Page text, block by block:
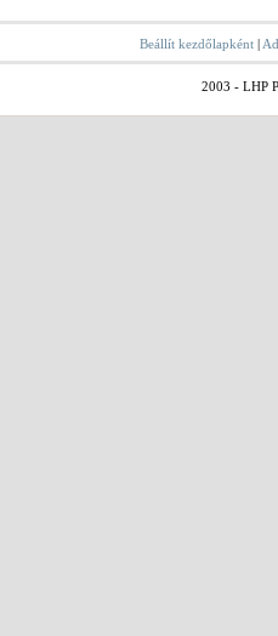
Beállít kezdőlapként |
2003 - LHP